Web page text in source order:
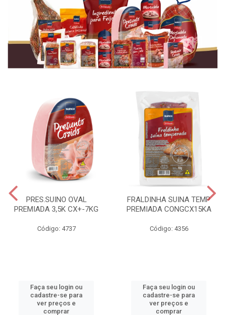
PRES.SUINO OVAL
PREMIADA 3,5K CX+-7KG
Código: 4737
Faça seu login ou
cadastre-se para
ver preços e
comprar
FRALDINHA SUINA TEMP
PREMIADA CONGCX15KA
Código: 4356
Faça seu login ou
cadastre-se para
ver preços e
comprar